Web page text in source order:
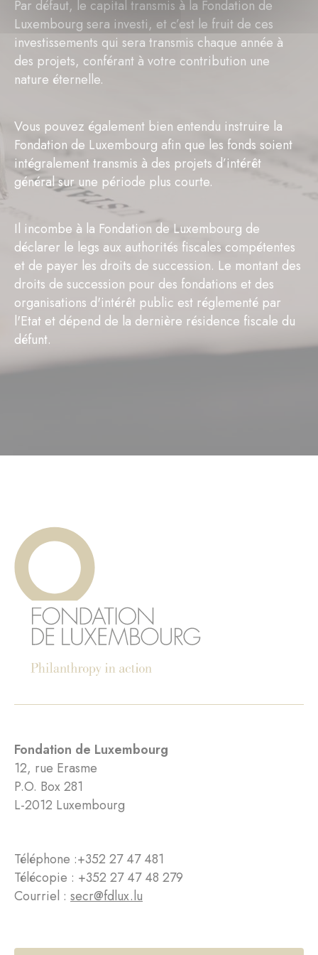
Par défaut, le capital transmis à la Fondation de
Luxembourg sera investi, et c’est le fruit de ces
investissements qui sera transmis chaque année à
des projets, conférant à votre contribution une
nature éternelle.
Vous pouvez également bien entendu instruire la
Fondation de Luxembourg afin que les fonds soient
intégralement transmis à des projets d’intérêt
général sur une période plus courte.
Il incombe à la Fondation de Luxembourg de
déclarer le legs aux authorités fiscales compétentes
et de payer les droits de succession. Le montant des
droits de succession pour des fondations et des
organisations d'intérêt public est réglementé par
l'Etat et dépend de la dernière résidence fiscale du
défunt.
Fondation de Luxembourg
12, rue Erasme
P.O. Box 281
L-2012 Luxembourg
Téléphone :+352 27 47 481
Télécopie : +352 27 47 48 279
Courriel : secr@fdlux.lu